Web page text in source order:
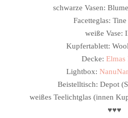
schwarze Vasen:
Facetteglas:
weiße Vase:
Kupfertablett:
Decke: Elmas
Lightbox:
Beistelltisch: Depot
weißes Teelichtglas (innen
♥♥♥